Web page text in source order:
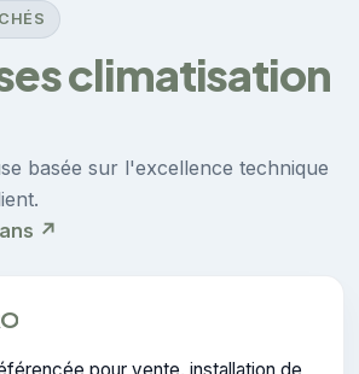
climatisation
basée sur l'excellence technique
↗
pour vente, installation de